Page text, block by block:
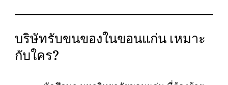
บริษัทรับขนของในขอนแก่น เหมาะ
กับใคร?